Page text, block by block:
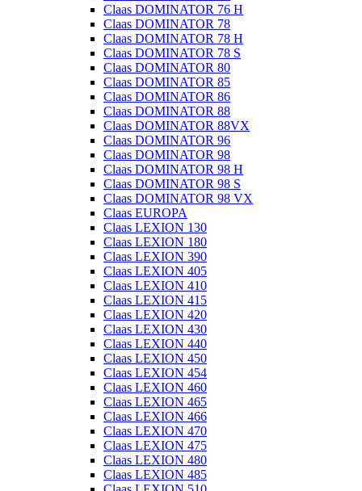
Claas DOMINATOR 76 H
Claas DOMINATOR 78
Claas DOMINATOR 78 H
Claas DOMINATOR 78 S
Claas DOMINATOR 80
Claas DOMINATOR 85
Claas DOMINATOR 86
Claas DOMINATOR 88
Claas DOMINATOR 88VX
Claas DOMINATOR 96
Claas DOMINATOR 98
Claas DOMINATOR 98 H
Claas DOMINATOR 98 S
Claas DOMINATOR 98 VX
Claas EUROPA
Claas LEXION 130
Claas LEXION 180
Claas LEXION 390
Claas LEXION 405
Claas LEXION 410
Claas LEXION 415
Claas LEXION 420
Claas LEXION 430
Claas LEXION 440
Claas LEXION 450
Claas LEXION 454
Claas LEXION 460
Claas LEXION 465
Claas LEXION 466
Claas LEXION 470
Claas LEXION 475
Claas LEXION 480
Claas LEXION 485